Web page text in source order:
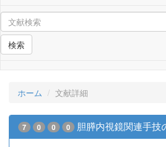
検索
ホーム 文献詳細
7 0 0 0 胆膵内視鏡関連手技